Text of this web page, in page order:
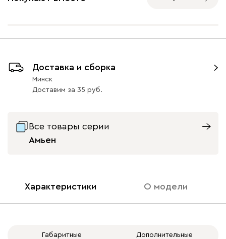
Айвори (Ivory)
Горчичный
Дымчатый
Минт
Онли 1511
Доставка и сборка
Минск
Доставим за 35
Все товары серии
Амьен
Характеристики О модели
Габаритные Дополнительные